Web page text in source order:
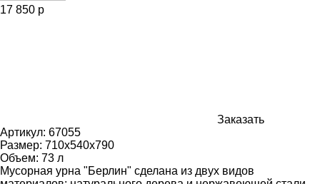
17 850 р
Заказать
Артикул: 67055
Размер: 710х540х790
Объем: 73 л
Мусорная урна "Берлин" сделана из двух видов